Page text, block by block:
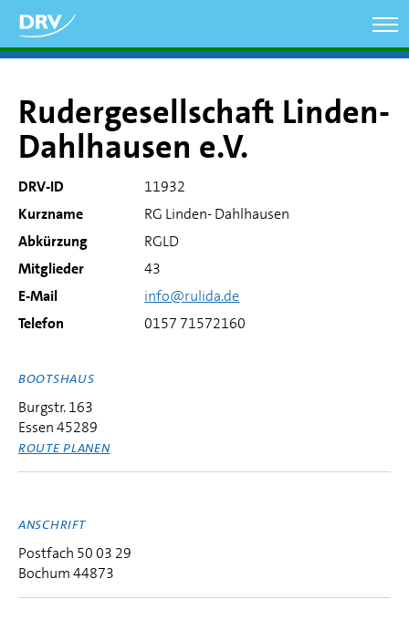
zum
Inhalt
Rudergesellschaft Linden-
Dahlhausen e.V.
DRV-ID
11932
Kurzname
RG Linden- Dahlhausen
Abkürzung
RGLD
Mitglieder
43
E-Mail
info@rulida.de
Telefon
0157 71572160
BOOTSHAUS
Burgstr. 163
Essen 45289
ROUTE PLANEN
ANSCHRIFT
Postfach 50 03 29
Bochum 44873